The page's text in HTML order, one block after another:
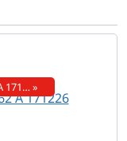
171… »